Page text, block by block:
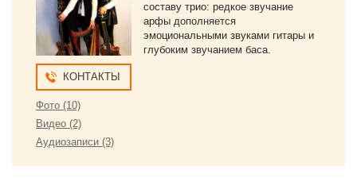
КОНТАКТЫ
Фото (10)
Видео (2)
Аудиозаписи (3)
составу трио: редкое звучание
арфы дополняется
эмоциональными звуками гитары и
глубоким звучанием баса.